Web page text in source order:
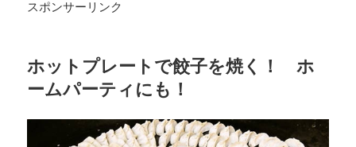
スポンサーリンク
ホットプレートで餃子を焼く！ ホ
ームパーティにも！